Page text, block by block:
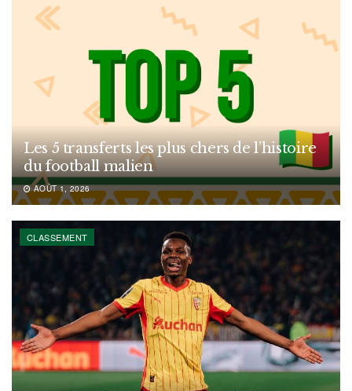
Les 5 transferts les plus chers de l’histoire
du football malien
AOÛT 1, 2026
CLASSEMENT